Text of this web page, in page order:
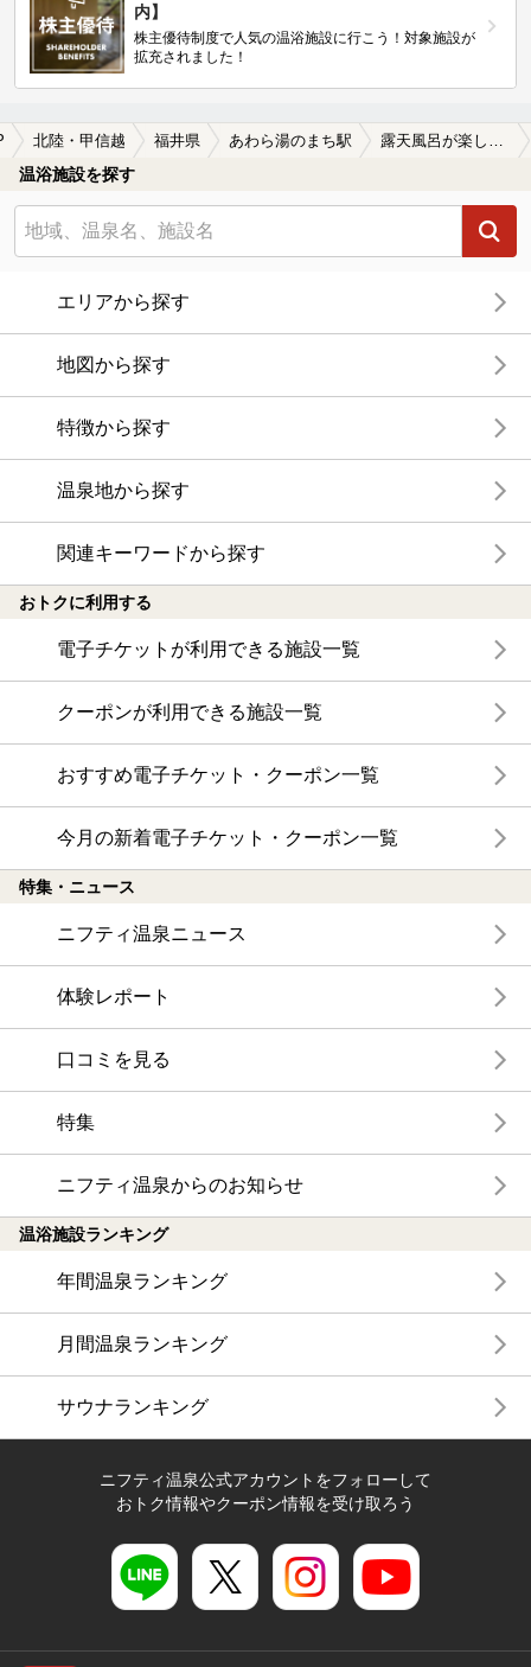
内】
株主優待制度で人気の温浴施設に行こう！対象施設が
拡充されました！
北陸・甲信越 福井県 あわら湯のまち駅
温浴施設を探す
エリアから探す
地図から探す
特徴から探す
温泉地から探す
関連キーワードから探す
おトクに利用する
電子チケットが利用できる施設一覧
クーポンが利用できる施設一覧
おすすめ電子チケット・クーポン一覧
今月の新着電子チケット・クーポン一覧
特集・ニュース
ニフティ温泉ニュース
体験レポート
口コミを見る
特集
ニフティ温泉からのお知らせ
温浴施設ランキング
年間温泉ランキング
月間温泉ランキング
サウナランキング
ニフティ温泉公式アカウントをフォローして
おトク情報やクーポン情報を受け取ろう